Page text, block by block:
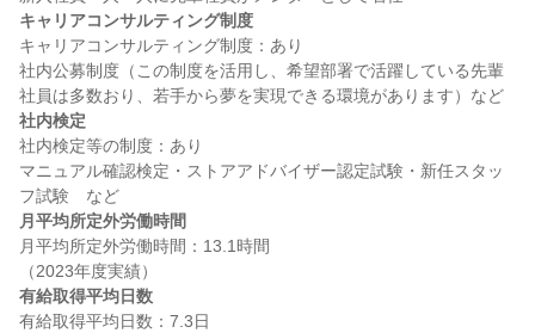
キャリアコンサルティング制度
キャリアコンサルティング制度：あり
社内公募制度（この制度を活用し、希望部署で活躍している先輩
社内検定
社内検定等の制度：あり
マニュアル確認検定・ストアアドバイザー認定試験・新任スタッ
月平均所定外労働時間
月平均所定外労働時間：13.1時間
有給取得平均日数
有給取得平均日数：7.3日